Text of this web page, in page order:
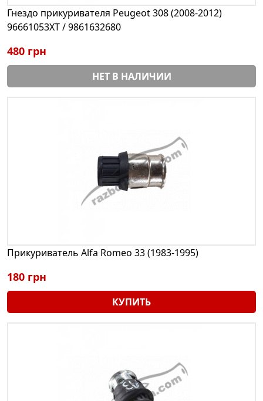
Гнездо прикуривателя Peugeot 308 (2008-2012)
96661053XT / 9861632680
480 грн
НЕТ В НАЛИЧИИ
Прикуриватель Alfa Romeo 33 (1983-1995)
180 грн
КУПИТЬ